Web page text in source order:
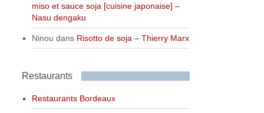
miso et sauce soja [cuisine japonaise] –
Nasu dengaku
Ninou dans Risotto de soja – Thierry Marx
Restaurants
Restaurants Bordeaux